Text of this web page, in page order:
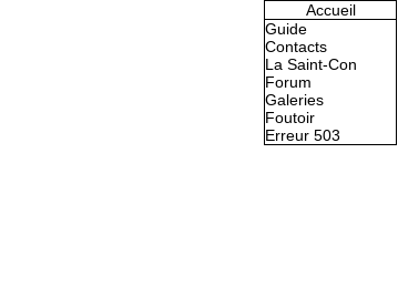
Accueil
Guide
Contacts
La Saint-Con
Forum
Galeries
Foutoir
Erreur 503